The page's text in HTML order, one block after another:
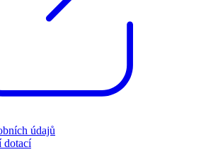
údajů
dotací